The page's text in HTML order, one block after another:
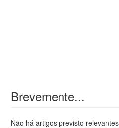
Brevemente...
Não há artigos previsto relevantes